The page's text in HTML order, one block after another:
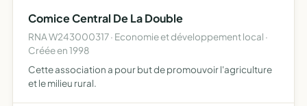
Comice Central De La Double
RNA W243000317 · Economie et développement local ·
Créée en 1998
Cette association a pour but de promouvoir l'agriculture
et le milieu rural.